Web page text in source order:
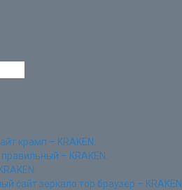
крамп – KRAKEN.
– KRAKEN.
сайт зеркало тор браузер – KRAKEN.